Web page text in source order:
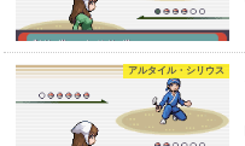
アルタイル・シリウス